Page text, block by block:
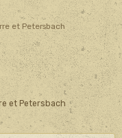
et Petersbach
et Petersbach